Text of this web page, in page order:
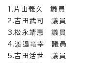
1.片山義久 議員
2.吉田武司 議員
3.松永靖恵 議員
4.渡邉竜幸 議員
5.吉田活世 議員